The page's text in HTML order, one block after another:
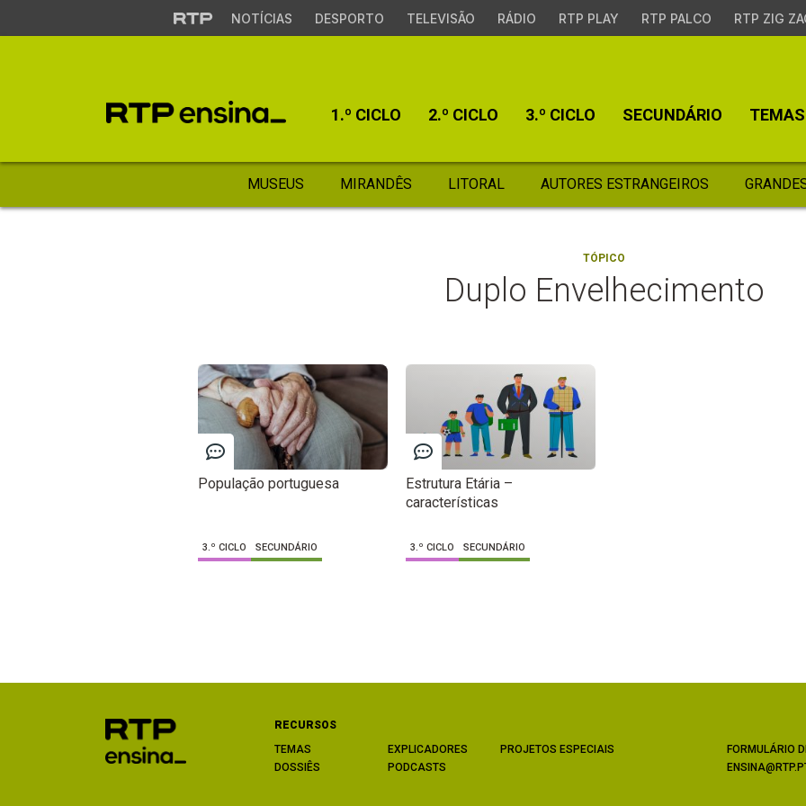
NOTÍCIAS DESPORTO TELEVISÃO RÁDIO RTP PLAY RTP PALCO RTP ZIG
1.º CICLO 2.º CICLO 3.º CICLO SECUNDÁRIO TEMAS
MUSEUS MIRANDÊS LITORAL AUTORES ESTRANGEIROS
TÓPICO
Duplo Envelhecimento
População portuguesa
3.º CICLO SECUNDÁRIO
Estrutura Etária –
características
3.º CICLO SECUNDÁRIO
RECURSOS
TEMAS
DOSSIÊS
EXPLICADORES
PODCASTS
PROJETOS ESPECIAIS
FORMULÁRIO